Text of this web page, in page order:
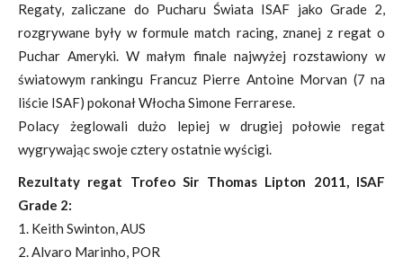
Regaty, zaliczane do Pucharu Świata ISAF jako Grade 2,
rozgrywane były w formule match racing, znanej z regat o
Puchar Ameryki. W małym finale najwyżej rozstawiony w
światowym rankingu Francuz Pierre Antoine Morvan (7 na
liście ISAF) pokonał Włocha Simone Ferrarese.
Polacy żeglowali dużo lepiej w drugiej połowie regat
wygrywając swoje cztery ostatnie wyścigi.
Rezultaty regat Trofeo Sir Thomas Lipton 2011, ISAF
Grade 2:
1. Keith Swinton, AUS
2. Alvaro Marinho, POR